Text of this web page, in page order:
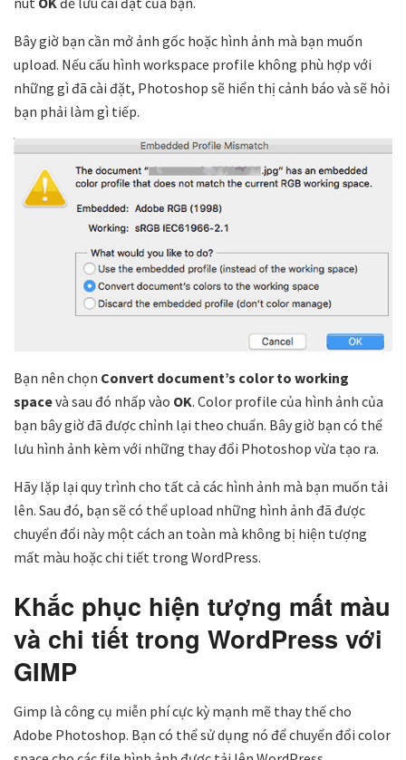
Bây giờ bạn cần mở ảnh gốc hoặc hình ảnh mà bạn muốn
upload. Nếu cấu hình workspace profile không phù hợp với
những gì đã cài đặt, Photoshop sẽ hiển thị cảnh báo và sẽ hỏi
bạn phải làm gì tiếp.
Bạn nên chọn Convert document’s color to working
spacevà sau đó nhấp vào OK. Color profile của hình ảnh của
bạn bây giờ đã được chỉnh lại theo chuẩn. Bây giờ bạn có thể
lưu hình ảnh kèm với những thay đổi Photoshop vừa tạo ra.
Hãy lặp lại quy trình cho tất cả các hình ảnh mà bạn muốn tải
lên. Sau đó, bạn sẽ có thể upload những hình ảnh đã được
chuyển đổi này một cách an toàn mà không bị hiện tượng
mất màu hoặc chi tiết trong WordPress.
Khắc phục hiện tượng mất màu
và chi tiết trong WordPress với
GIMP
Gimp là công cụ miễn phí cực kỳ mạnh mẽ thay thế cho
Adobe Photoshop. Bạn có thể sử dụng nó để chuyển đổi color